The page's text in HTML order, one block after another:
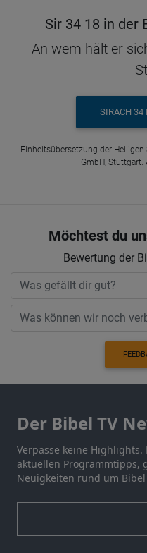
Sir 34 18 in der
An wem hält er
SIRACH 34
Einheitsübersetzung der
GmbH, Stuttgart.
Möchtest du
Bewertung der
Der Bibel TV
Verpasse keine
aktuellen Programmtipps,
Neuigkeiten rund um